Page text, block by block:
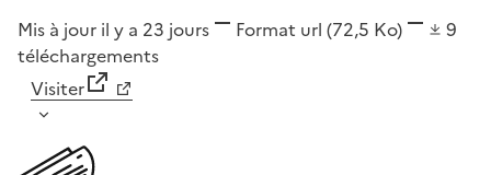
Mis à jour il y a 23 jours Format url (72,5 Ko)
9
téléchargements
Visiter